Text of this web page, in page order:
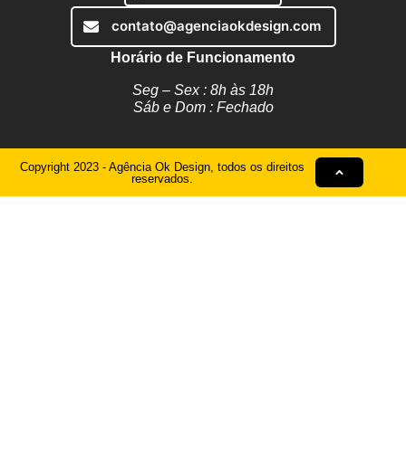
contato@agenciaokdesign.com
Horário de Funcionamento
Seg – Sex : 8h às 18h
Sáb e Dom : Fechado
Copyright 2023 - Agência Ok Design, todos os direitos
reservados.